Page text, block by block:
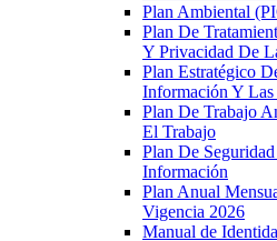
Plan Ambiental
Plan De
Y Privacidad De
Plan Estratégico
Información Y
Plan De Trabajo
El Trabajo
Plan De
Información
Plan Anual
Vigencia 2026
Manual de